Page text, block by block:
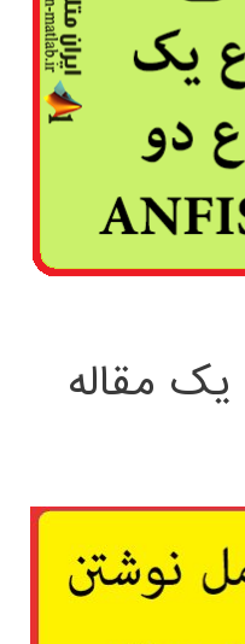
مقاله